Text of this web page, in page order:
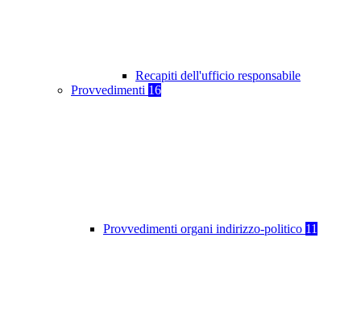
Recapiti dell'ufficio responsabile
Provvedimenti 16
Provvedimenti organi indirizzo-politico 11